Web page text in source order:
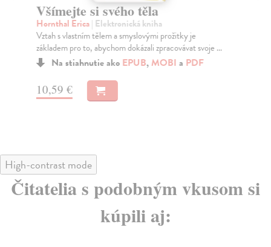
Všímejte si svého těla
Hornthal Erica| Elektronická kniha
Vztah s vlastním tělem a smyslovými prožitky je
základem pro to, abychom dokázali zpracovávat svoje ...
Na stiahnutie ako EPUB,MOBI a PDF
10,59 €
High-contrast mode
Čitatelia s podobným vkusom si
kúpili aj: